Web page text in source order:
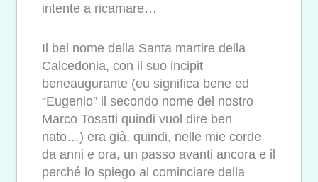
intente a ricamare…
Il bel nome della Santa martire della
Calcedonia, con il suo incipit
beneaugurante (eu significa bene ed
“Eugenio” il secondo nome del nostro
Marco Tosatti quindi vuol dire ben
nato…) era già, quindi, nelle mie corde
da anni e ora, un passo avanti ancora e il
perché lo spiego al cominciare della